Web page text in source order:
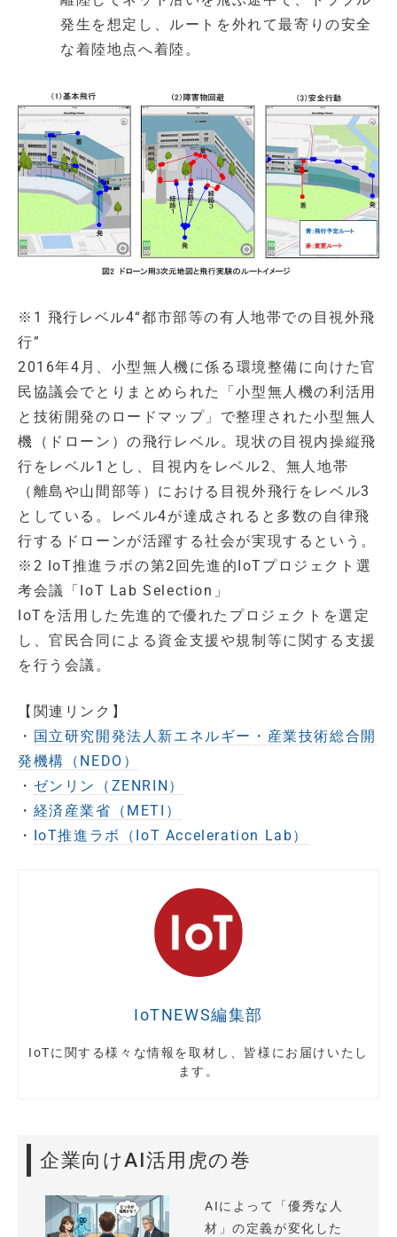
発生を想定し、ルートを外れて最寄りの安全
な着陸地点へ着陸。
※1 飛行レベル4“都市部等の有人地帯での目視外飛
行”
2016年4月、小型無人機に係る環境整備に向けた官
民協議会でとりまとめられた「小型無人機の利活用
と技術開発のロードマップ」で整理された小型無人
機（ドローン）の飛行レベル。現状の目視内操縦飛
行をレベル1とし、目視内をレベル2、無人地帯
（離島や山間部等）における目視外飛行をレベル3
としている。レベル4が達成されると多数の自律飛
行するドローンが活躍する社会が実現するという。
※2 IoT推進ラボの第2回先進的IoTプロジェクト選
考会議「IoT Lab Selection」
IoTを活用した先進的で優れたプロジェクトを選定
し、官民合同による資金支援や規制等に関する支援
を行う会議。
【関連リンク】
・ 国立研究開発法人新エネルギー・産業技術総合開
発機構（NEDO）
・ ゼンリン（ZENRIN）
・ 経済産業省（METI）
・ IoT推進ラボ（IoT Acceleration Lab）
IoTNEWS編集部
IoTに関する様々な情報を取材し、皆様にお届けいたし
ます。
企業向けAI活用虎の巻
AIによって「優秀な人
材」の定義が変化した